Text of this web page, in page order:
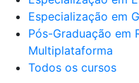
Especialização em
Pós-Graduação em
Multiplataforma
Todos os cursos